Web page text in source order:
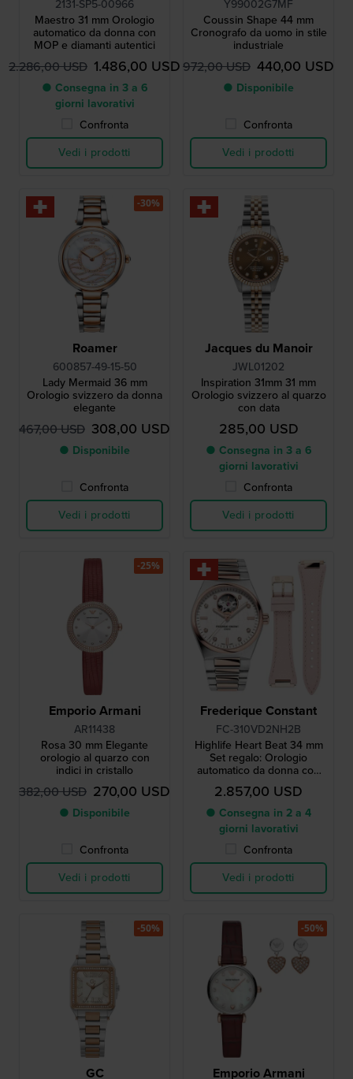
2131-SP5-00966
Maestro 31 mm Orologio
automatico da donna con
MOP e diamanti autentici
2.286,00 USD 1.486,00 USD
● Consegna in 3 a 6
giorni lavorativi
Confronta
Vedi i prodotti
Y99002G7MF
Coussin Shape 44 mm
Cronografo da uomo in stile
industriale
972,00 USD 440,00 USD
● Disponibile
Confronta
Vedi i prodotti
Roamer
600857-49-15-50
Lady Mermaid 36 mm
Orologio svizzero da donna
elegante
467,00 USD 308,00 USD
● Disponibile
Confronta
Vedi i prodotti
-30%
Jacques du Manoir
JWL01202
Inspiration 31mm 31 mm
Orologio svizzero al quarzo
con data
285,00 USD
● Consegna in 3 a 6
giorni lavorativi
Confronta
Vedi i prodotti
Emporio Armani
AR11438
Rosa 30 mm Elegante
orologio al quarzo con
indici in cristallo
382,00 USD 270,00 USD
● Disponibile
Confronta
Vedi i prodotti
-25%
Frederique Constant
FC-310VD2NH2B
Highlife Heart Beat 34 mm
Set regalo: Orologio
automatico da donna con
indici di diamanti e cinturino
supplementare
2.857,00 USD
● Consegna in 2 a 4
giorni lavorativi
Confronta
Vedi i prodotti
GC
-50%
Emporio Armani
-50%